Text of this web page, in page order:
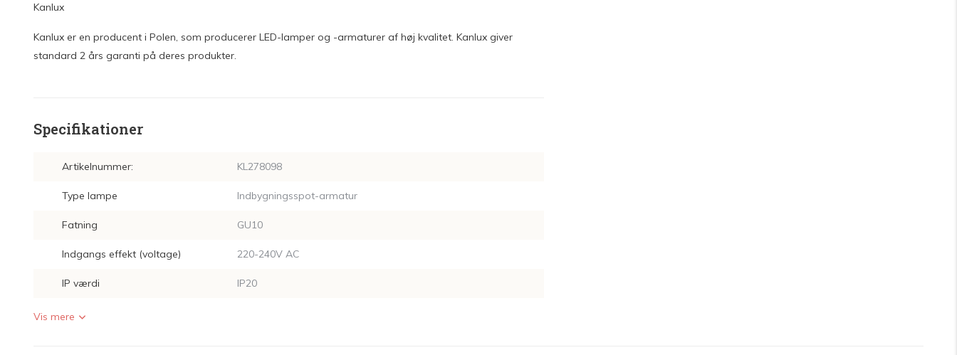
Kanlux
Kanlux er en producent i Polen, som producerer LED-lamper og -armaturer af høj kvalitet. Kanlux giver
standard 2 års garanti på deres produkter.
Specifikationer
Artikelnummer: KL278098
Type lampe Indbygningsspot-armatur
Fatning GU10
Indgangs effekt (voltage) 220-240V AC
IP værdi IP20
Vis mere